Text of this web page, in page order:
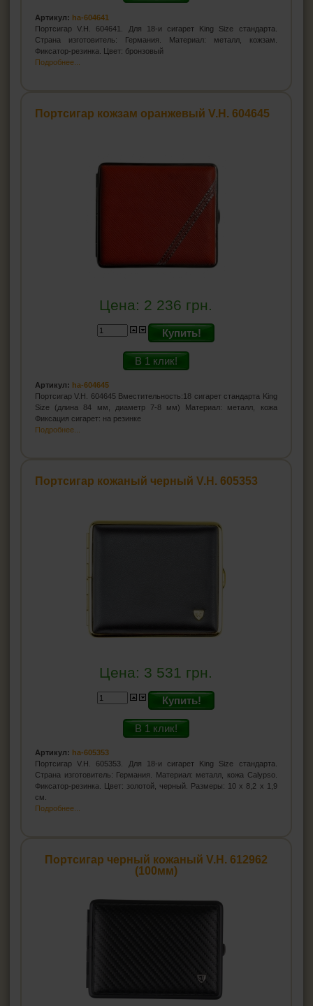
Артикул: ha-604641
Портсигар V.H. 604641. Для 18-и сигарет King Size стандарта.
Страна изготовитель: Германия. Материал: металл, кожзам.
Фиксатор-резинка. Цвет: бронзовый
Подробнее...
Портсигар кожзам оранжевый V.H. 604645
Цена: 2 236 грн.
Купить!
В 1 клик!
Артикул: ha-604645
Портсигар V.H. 604645 Вместительность:18 сигарет стандарта King
Size (длина 84 мм, диаметр 7-8 мм) Материал: металл, кожа
Фиксация сигарет: на резинке
Подробнее...
Портсигар кожаный черный V.H. 605353
Цена: 3 531 грн.
Купить!
В 1 клик!
Артикул: ha-605353
Портсигар V.H. 605353. Для 18-и сигарет King Size стандарта.
Страна изготовитель: Германия. Материал: металл, кожа Сalypso.
Фиксатор-резинка. Цвет: золотой, черный. Размеры: 10 х 8,2 x 1,9
см.
Подробнее...
Портсигар черный кожаный V.H. 612962
(100мм)